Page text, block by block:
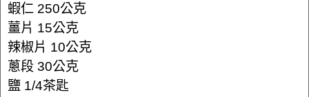
蝦仁 250公克
薑片 15公克
辣椒片 10公克
蔥段 30公克
鹽 1/4茶匙